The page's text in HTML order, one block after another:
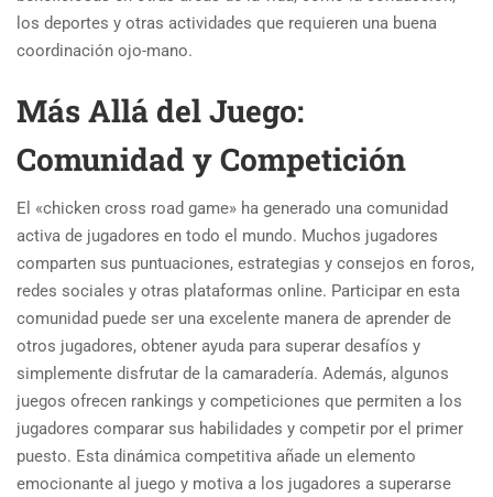
los deportes y otras actividades que requieren una buena
coordinación ojo-mano.
Más Allá del Juego:
Comunidad y Competición
El «chicken cross road game» ha generado una comunidad
activa de jugadores en todo el mundo. Muchos jugadores
comparten sus puntuaciones, estrategias y consejos en foros,
redes sociales y otras plataformas online. Participar en esta
comunidad puede ser una excelente manera de aprender de
otros jugadores, obtener ayuda para superar desafíos y
simplemente disfrutar de la camaradería. Además, algunos
juegos ofrecen rankings y competiciones que permiten a los
jugadores comparar sus habilidades y competir por el primer
puesto. Esta dinámica competitiva añade un elemento
emocionante al juego y motiva a los jugadores a superarse